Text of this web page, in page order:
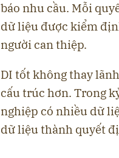
báo nhu cầu. Mỗi
dữ liệu được kiểm
người can thiệp.
DI tốt không thay
cấu trúc hơn. Trong
nghiệp có nhiều dữ
dữ liệu thành quyết